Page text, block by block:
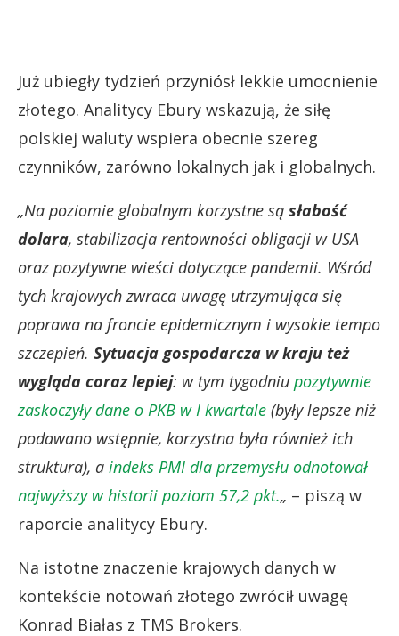
Już ubiegły tydzień przyniósł lekkie umocnienie
złotego. Analitycy Ebury wskazują, że siłę
polskiej waluty wspiera obecnie szereg
czynników, zarówno lokalnych jak i globalnych.
„Na poziomie globalnym korzystne są słabość
dolara, stabilizacja rentowności obligacji w USA
oraz pozytywne wieści dotyczące pandemii. Wśród
tych krajowych zwraca uwagę utrzymująca się
poprawa na froncie epidemicznym i wysokie tempo
szczepień. Sytuacja gospodarcza w kraju też
wygląda coraz lepiej: w tym tygodniu pozytywnie
zaskoczyły dane o PKB w I kwartale (były lepsze niż
podawano wstępnie, korzystna była również ich
struktura), a indeks PMI dla przemysłu odnotował
najwyższy w historii poziom 57,2 pkt.„ – piszą w
raporcie analitycy Ebury.
Na istotne znaczenie krajowych danych w
kontekście notowań złotego zwrócił uwagę
Konrad Białas z TMS Brokers.